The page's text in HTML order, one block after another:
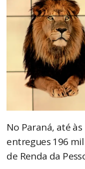
No Paraná, até
entregues 196
de Renda da